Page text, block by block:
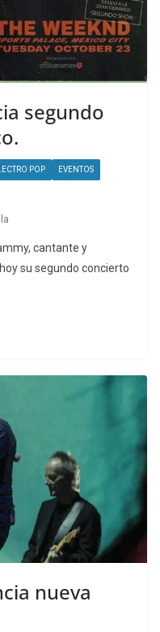
segundo
POP EVENTOS
cantante y
su segundo concierto
nueva